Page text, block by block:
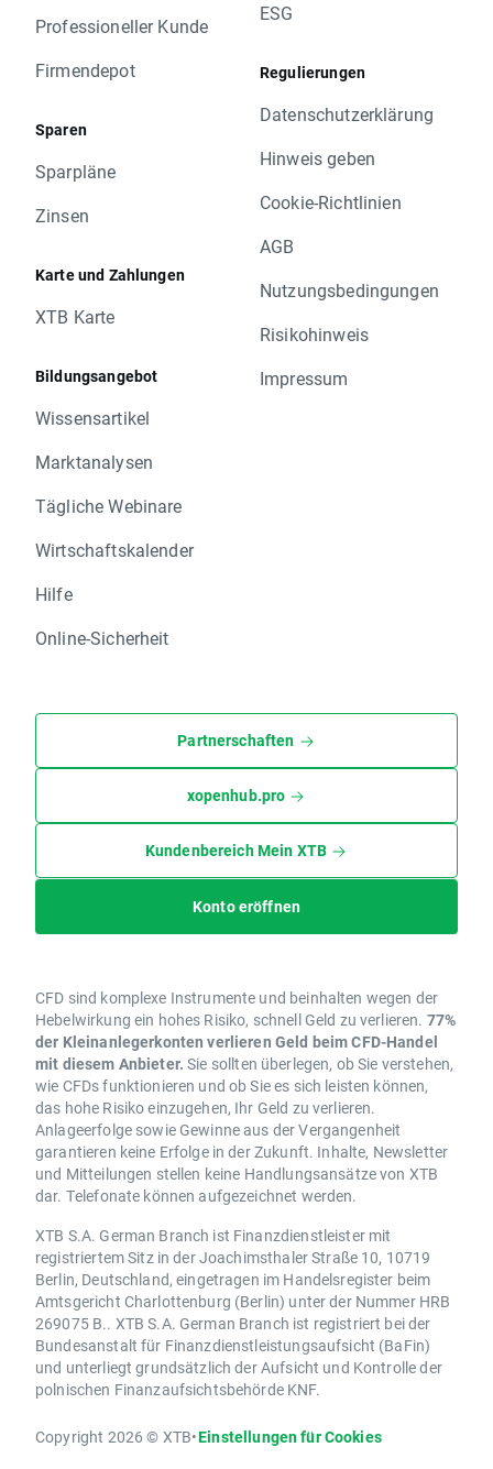
Professioneller Kunde
Firmendepot
Sparen
Sparpläne
Zinsen
Karte und Zahlungen
XTB Karte
Bildungsangebot
Wissensartikel
Marktanalysen
Tägliche Webinare
Wirtschaftskalender
Hilfe
Online-Sicherheit
ESG
Regulierungen
Datenschutzerklärung
Hinweis geben
Cookie-Richtlinien
AGB
Nutzungsbedingungen
Risikohinweis
Impressum
Partnerschaften
xopenhub.pro
Kundenbereich Mein XTB
Konto eröffnen
CFD sind komplexe Instrumente und beinhalten wegen der
Hebelwirkung ein hohes Risiko, schnell Geld zu verlieren. 77%
der Kleinanlegerkonten verlieren Geld beim CFD-Handel
mit diesem Anbieter. Sie sollten überlegen, ob Sie verstehen,
wie CFDs funktionieren und ob Sie es sich leisten können,
das hohe Risiko einzugehen, Ihr Geld zu verlieren.
Anlageerfolge sowie Gewinne aus der Vergangenheit
garantieren keine Erfolge in der Zukunft. Inhalte, Newsletter
und Mitteilungen stellen keine Handlungsansätze von XTB
dar. Telefonate können aufgezeichnet werden.
XTB S.A. German Branch ist Finanzdienstleister mit
registriertem Sitz in der Joachimsthaler Straße 10, 10719
Berlin, Deutschland, eingetragen im Handelsregister beim
Amtsgericht Charlottenburg (Berlin) unter der Nummer HRB
269075 B.. XTB S.A. German Branch ist registriert bei der
Bundesanstalt für Finanzdienstleistungsaufsicht (BaFin)
und unterliegt grundsätzlich der Aufsicht und Kontrolle der
polnischen Finanzaufsichtsbehörde KNF.
Copyright 2026 © XTB•Einstellungen für Cookies